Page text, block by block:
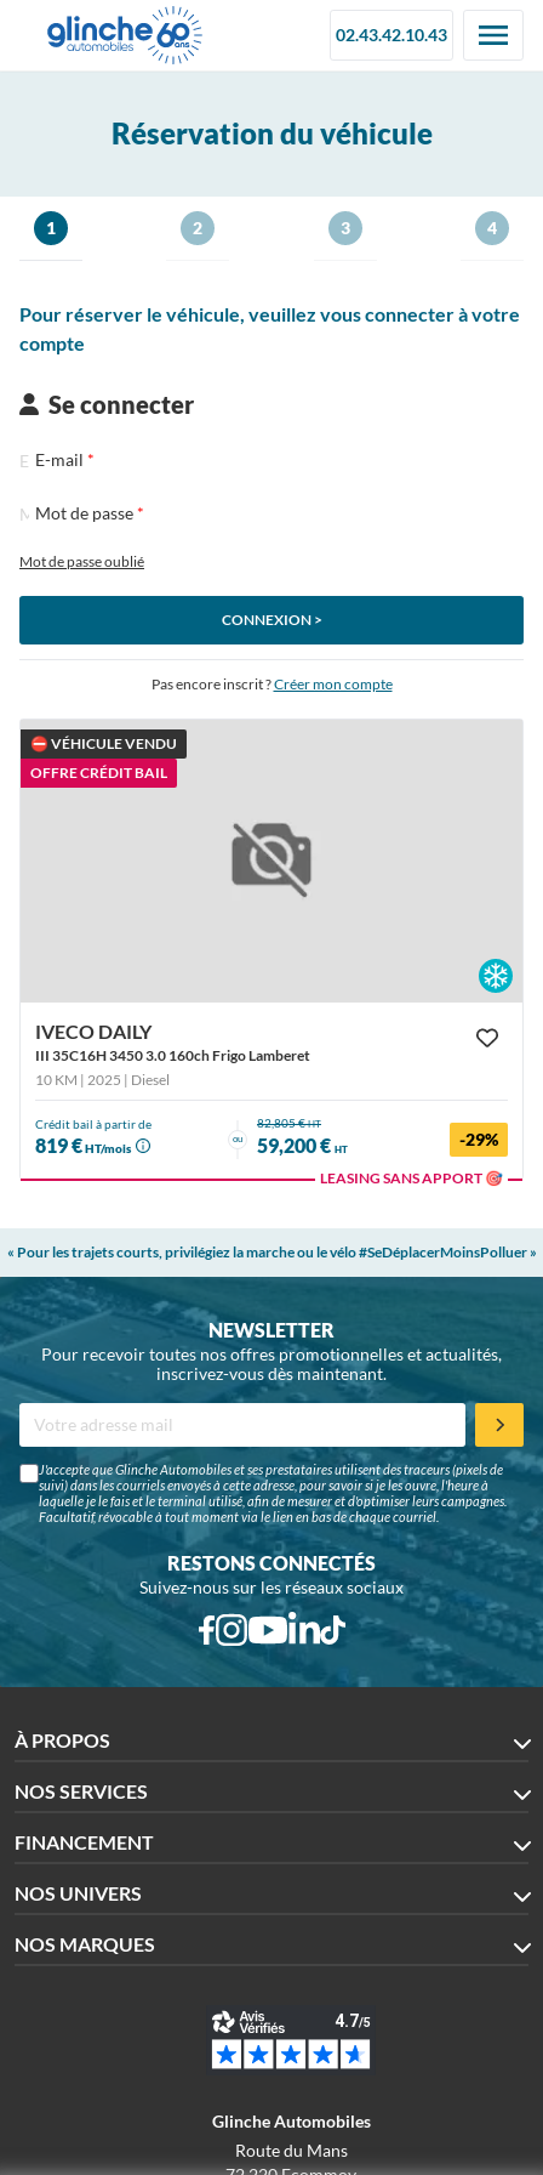
02.43.42.10.43
Réservation du véhicule
1 2 3 4
Pour réserver le véhicule, veuillez vous connecter à votre
compte
Se connecter
E-mail
Mot de passe
Mot de passe oublié
CONNEXION >
Pas encore inscrit ?Créer mon compte
⛔ VÉHICULE VENDU
OFFRE CRÉDIT BAIL
IVECO DAILY
III 35C16H 3450 3.0 160ch Frigo Lamberet
10 KM | 2025 | Diesel
Crédit bail à partir de
819 €HT/mois
ou
82,805 €HT
59,200 € HT -29%
LEASING SANS APPORT 🎯
« Pour les trajets courts, privilégiez la marche ou le vélo #SeDéplacerMoinsPolluer »
NEWSLETTER
Pour recevoir toutes nos offres promotionnelles et actualités,
inscrivez-vous dès maintenant.
J'accepte que Glinche Automobiles et ses prestataires utilisent des traceurs (pixels de
suivi) dans les courriels envoyés à cette adresse, pour savoir si je les ouvre, l'heure à
laquelle je le fais et le terminal utilisé, afin de mesurer et d'optimiser leurs campagnes.
Facultatif, révocable à tout moment via le lien en bas de chaque courriel.
RESTONS CONNECTÉS
Suivez-nous sur les réseaux sociaux
À PROPOS
NOS SERVICES
FINANCEMENT
NOS UNIVERS
NOS MARQUES
Glinche Automobiles
Route du Mans